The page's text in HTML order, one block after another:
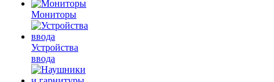
Мониторы
Устройства
ввода